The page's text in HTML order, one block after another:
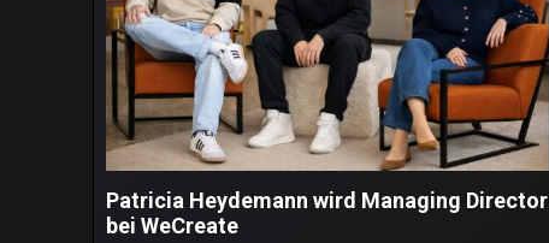
Patricia Heydemann wird Managing Director
bei WeCreate